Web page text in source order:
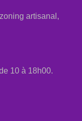
artisanal,
10 à 18h00.